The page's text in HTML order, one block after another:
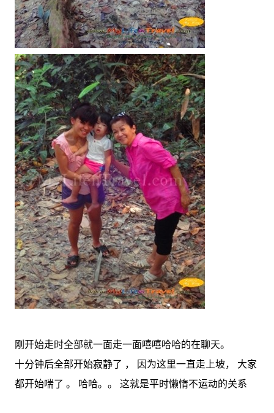
刚开始走时全部就一面走一面嘻嘻哈哈的在聊天。
十分钟后全部开始寂静了 ， 因为这里一直走上坡， 大家
都开始喘了 。 哈哈。。 这就是平时懒惰不运动的关系